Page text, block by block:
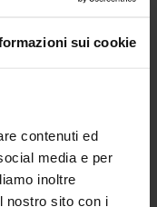
sui cookie
contenuti ed
media e per
inoltre
nostro sito con i
SW1=22 SW2=30